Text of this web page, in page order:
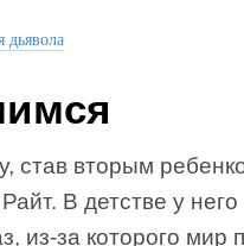
став вторым
В детстве у него
из-за которого мир